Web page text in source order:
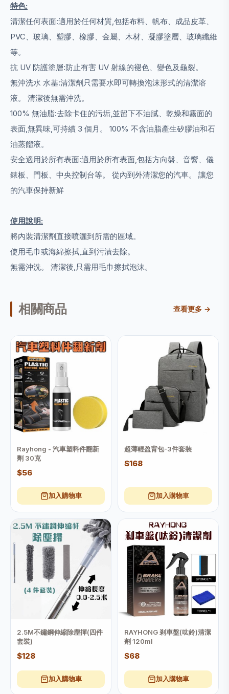
特色:
清潔任何表面:適用於任何材質,包括布料、帆布、成品皮革、
PVC、玻璃、塑膠、橡膠、金屬、木材、凝膠塗層、玻璃纖維
等。
抗 UV 防護塗層:防止有害 UV 射線的褪色、變色及龜裂。
無沖洗水 水基:清潔劑只需要水即可轉換泡沫形式的清潔溶
液。 清潔後無需沖洗。
100% 無油脂:去除卡住的污垢,並留下不油膩、乾燥和霧面的
表面,無異味,可持續 3 個月。 100% 不含油脂產生矽膠油和石
油蒸餾液。
安全適用於所有表面:適用於所有表面,包括方向盤、音響、儀
錶板、門板、中央控制台等。 從內到外清潔您的汽車。 讓您
的汽車保持新鮮
使用說明:
將內裝清潔劑直接噴灑到所需的區域。
使用毛巾或海綿擦拭,直到污漬去除。
無需沖洗。 清潔後,只需用毛巾擦拭泡沫。
相關商品 查看更多 →
Rayhong - 汽車塑料件翻新
劑 30克
$56
加入購物車
超薄輕盈背包-3件套裝
$168
加入購物車
2.5M不鏽鋼伸縮除塵撣(四件
套裝)
$128
加入購物車
RAYHONG 剎車盤(呔鈴)清潔
劑 120ml
$68
加入購物車